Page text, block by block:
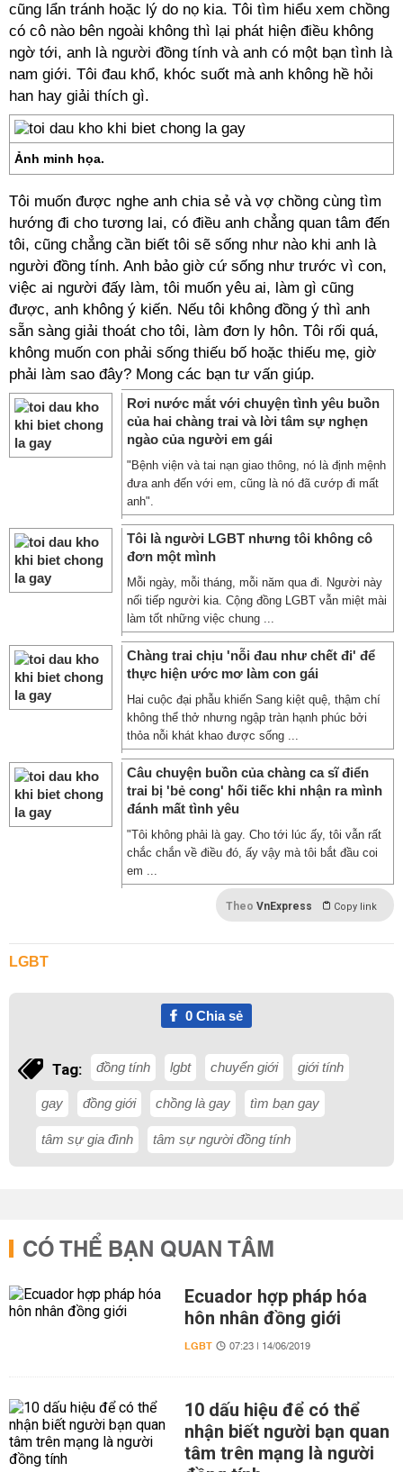
cũng lẩn tránh hoặc lý do nọ kia. Tôi tìm hiểu xem chồng
có cô nào bên ngoài không thì lại phát hiện điều không
ngờ tới, anh là người đồng tính và anh có một bạn tình là
nam giới. Tôi đau khổ, khóc suốt mà anh không hề hỏi
han hay giải thích gì.
Ảnh minh họa.
Tôi muốn được nghe anh chia sẻ và vợ chồng cùng tìm
hướng đi cho tương lai, có điều anh chẳng quan tâm đến
tôi, cũng chẳng cần biết tôi sẽ sống như nào khi anh là
người đồng tính. Anh bảo giờ cứ sống như trước vì con,
việc ai người đấy làm, tôi muốn yêu ai, làm gì cũng
được, anh không ý kiến. Nếu tôi không đồng ý thì anh
sẵn sàng giải thoát cho tôi, làm đơn ly hôn. Tôi rối quá,
không muốn con phải sống thiếu bố hoặc thiếu mẹ, giờ
phải làm sao đây? Mong các bạn tư vấn giúp.
Rơi nước mắt với chuyện tình yêu buồn
của hai chàng trai và lời tâm sự nghẹn
ngào của người em gái
"Bệnh viện và tai nạn giao thông, nó là định mệnh
đưa anh đến với em, cũng là nó đã cướp đi mất
anh".
Tôi là người LGBT nhưng tôi không cô
đơn một mình
Mỗi ngày, mỗi tháng, mỗi năm qua đi. Người này
nối tiếp người kia. Cộng đồng LGBT vẫn miệt mài
làm tốt những việc chung ...
Chàng trai chịu 'nỗi đau như chết đi' để
thực hiện ước mơ làm con gái
Hai cuộc đại phẫu khiến Sang kiệt quệ, thậm chí
không thể thở nhưng ngập tràn hạnh phúc bởi
thỏa nỗi khát khao được sống ...
Câu chuyện buồn của chàng ca sĩ điển
trai bị 'bẻ cong' hối tiếc khi nhận ra mình
đánh mất tình yêu
"Tôi không phải là gay. Cho tới lúc ấy, tôi vẫn rất
chắc chắn về điều đó, ấy vậy mà tôi bắt đầu coi
em ...
Theo VnExpress Copy link
LGBT
0Chia sẻ
Tag: đồng tính lgbt chuyển giới giới tính
gay đồng giới chồng là gay tìm bạn gay
tâm sự gia đình tâm sự người đồng tính
CÓ THỂ BẠN QUAN TÂM
Ecuador hợp pháp hóa
hôn nhân đồng giới
LGBT 07:23 | 14/06/2019
10 dấu hiệu để có thể
nhận biết người bạn quan
tâm trên mạng là người